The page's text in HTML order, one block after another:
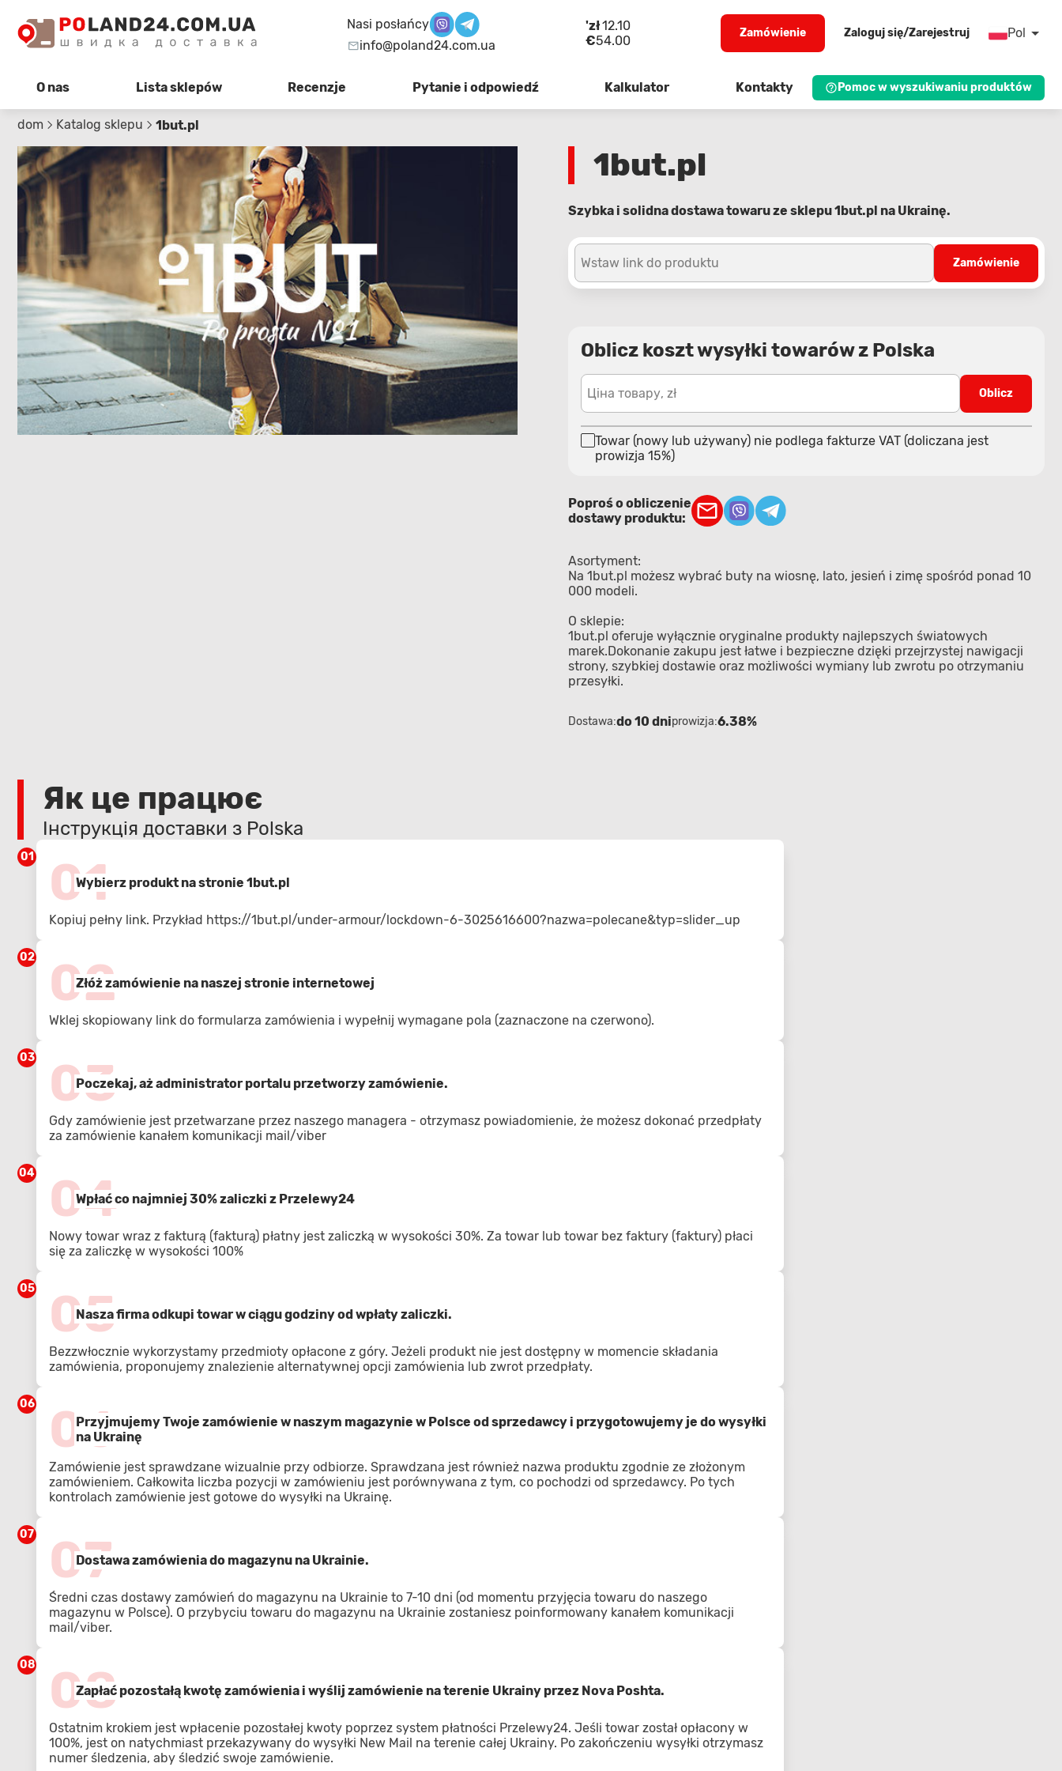
Nasi posłańcy
info@poland24.com.ua
'zł12.10
€54.00
Zamówienie Zaloguj się/Zarejestruj Pol
O nas Lista sklepów Recenzje Pytanie i odpowiedź Kalkulator Kontakty Pomoc w wyszukiwaniu produktów
dom Katalog sklepu 1but.pl
1but.pl
Szybka i solidna dostawa towaru ze sklepu 1but.pl na Ukrainę.
Wstaw link do produktu Zamówienie
Oblicz koszt wysyłki towarów z Polska
Ціна товару, zł Oblicz
Towar (nowy lub używany) nie podlega fakturze VAT (doliczana jest
prowizja 15%)
Poproś o obliczenie
dostawy produktu:
Asortyment:
Na 1but.pl możesz wybrać buty na wiosnę, lato, jesień i zimę spośród ponad 10
000 modeli.
O sklepie:
1but.pl oferuje wyłącznie oryginalne produkty najlepszych światowych
marek.Dokonanie zakupu jest łatwe i bezpieczne dzięki przejrzystej nawigacji
strony, szybkiej dostawie oraz możliwości wymiany lub zwrotu po otrzymaniu
przesyłki.
Dostawa:do 10 dniprowizja:6.38%
Як це працює
Інструкція доставки з Polska
01 01
Wybierz produkt na stronie 1but.pl
Kopiuj pełny link. Przykład https://1but.pl/under-armour/lockdown-6-3025616600?nazwa=polecane&typ=slider_up
02 02
Złóż zamówienie na naszej stronie internetowej
Wklej skopiowany link do formularza zamówienia i wypełnij wymagane pola (zaznaczone na czerwono).
03 03
Poczekaj, aż administrator portalu przetworzy zamówienie.
Gdy zamówienie jest przetwarzane przez naszego managera - otrzymasz powiadomienie, że możesz dokonać przedpłaty
za zamówienie kanałem komunikacji mail/viber
04 04
Wpłać co najmniej 30% zaliczki z Przelewy24
Nowy towar wraz z fakturą (fakturą) płatny jest zaliczką w wysokości 30%. Za towar lub towar bez faktury (faktury) płaci
się za zaliczkę w wysokości 100%
05 05
Nasza firma odkupi towar w ciągu godziny od wpłaty zaliczki.
Bezzwłocznie wykorzystamy przedmioty opłacone z góry. Jeżeli produkt nie jest dostępny w momencie składania
zamówienia, proponujemy znalezienie alternatywnej opcji zamówienia lub zwrot przedpłaty.
06 06
Przyjmujemy Twoje zamówienie w naszym magazynie w Polsce od sprzedawcy i przygotowujemy je do wysyłki
na Ukrainę
Zamówienie jest sprawdzane wizualnie przy odbiorze. Sprawdzana jest również nazwa produktu zgodnie ze złożonym
zamówieniem. Całkowita liczba pozycji w zamówieniu jest porównywana z tym, co pochodzi od sprzedawcy. Po tych
kontrolach zamówienie jest gotowe do wysyłki na Ukrainę.
07 07
Dostawa zamówienia do magazynu na Ukrainie.
Średni czas dostawy zamówień do magazynu na Ukrainie to 7-10 dni (od momentu przyjęcia towaru do naszego
magazynu w Polsce). O przybyciu towaru do magazynu na Ukrainie zostaniesz poinformowany kanałem komunikacji
mail/viber.
08 08
Zapłać pozostałą kwotę zamówienia i wyślij zamówienie na terenie Ukrainy przez Nova Poshta.
Ostatnim krokiem jest wpłacenie pozostałej kwoty poprzez system płatności Przelewy24. Jeśli towar został opłacony w
100%, jest on natychmiast przekazywany do wysyłki New Mail na terenie całej Ukrainy. Po zakończeniu wysyłki otrzymasz
numer śledzenia, aby śledzić swoje zamówienie.